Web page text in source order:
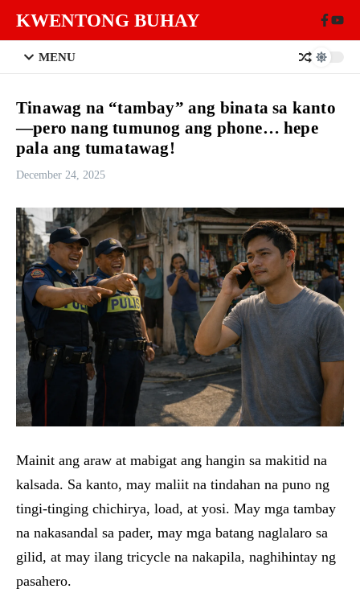
KWENTONG BUHAY
MENU
Tinawag na “tambay” ang binata sa kanto
—pero nang tumunog ang phone… hepe
pala ang tumatawag!
December 24, 2025
Mainit ang araw at mabigat ang hangin sa makitid na
kalsada. Sa kanto, may maliit na tindahan na puno ng
tingi-tinging chichirya, load, at yosi. May mga tambay
na nakasandal sa pader, may mga batang naglalaro sa
gilid, at may ilang tricycle na nakapila, naghihintay ng
pasahero.